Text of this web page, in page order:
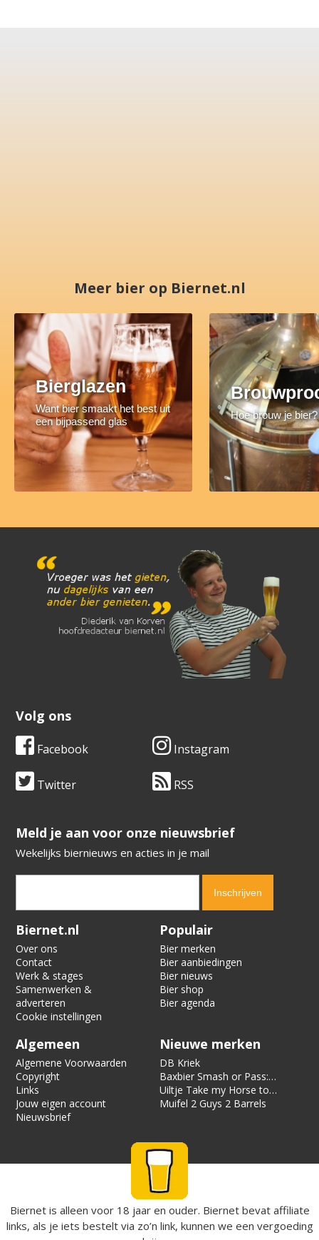
Meer bier op Biernet.nl
Bierglazen
Want bier smaakt het best uit
een bijpassend glas
Hoe brouw je bier?
Volg ons
Facebook Instagram
Twitter RSS
​​​​​​​Meld je aan voor onze nieuwsbrief
Wekelijks biernieuws en acties in je mail
Verification code:
Biernet.nl
Over ons
Contact
Werk & stages
Samenwerken &
adverteren
Cookie instellingen
Populair
Bier merken
Bier aanbiedingen
Bier nieuws
Bier shop
Bier agenda
Algemeen
Algemene Voorwaarden
Copyright
Links
Jouw eigen account
Nieuwsbrief
Nieuwe merken
DB Kriek
Baxbier Smash or Pass:
Strata
Uiltje Take my Horse to
the Hotel Room
Muifel 2 Guys 2 Barrels
Biernet is alleen voor 18 jaar en ouder. Biernet bevat affiliate
links, als je iets bestelt via zo’n link, kunnen we een vergoeding